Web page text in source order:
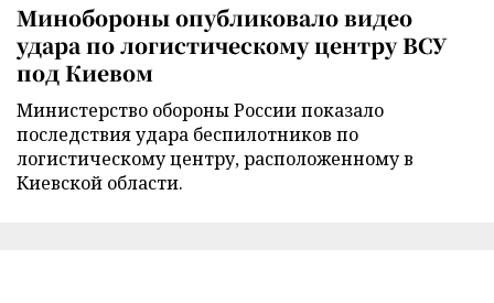
Минобороны опубликовало видео
удара по логистическому центру ВСУ
под Киевом
Министерство обороны России показало
последствия удара беспилотников по
логистическому центру, расположенному в
Киевской области.